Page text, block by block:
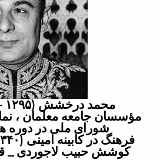
اپل پادکستI اسپاتیفای Iحمایت از طریق
دعوت عبدی
مؤسسان جامعه معلمان ،
شورای ملی در دوره
کوشش حبیب لاجوردی _